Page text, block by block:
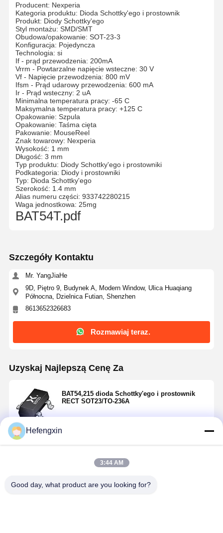
Producent: Nexperia
Kategoria produktu: Dioda Schottky'ego i prostownik
Produkt: Diody Schottky'ego
Styl montażu: SMD/SMT
Obudowa/opakowanie: SOT-23-3
Konfiguracja: Pojedyncza
Technologia: si
If - prąd przewodzenia: 200mA
Vrrm - Powtarzalne napięcie wsteczne: 30 V
Vf - Napięcie przewodzenia: 800 mV
Ifsm - Prąd udarowy przewodzenia: 600 mA
Ir - Prąd wsteczny: 2 uA
Minimalna temperatura pracy: -65 C
Maksymalna temperatura pracy: +125 C
Opakowanie: Szpula
Opakowanie: Taśma cięta
Pakowanie: MouseReel
Znak towarowy: Nexperia
Wysokość: 1 mm
Długość: 3 mm
Typ produktu: Diody Schottky'ego i prostowniki
Podkategoria: Diody i prostowniki
Typ: Dioda Schottky'ego
Szerokość: 1.4 mm
Alias numeru części: 933742280215
Waga jednostkowa: 25mg
BAT54T.pdf
Szczegóły Kontaktu
Mr. YangJiaHe
9D, Piętro 9, Budynek A, Modern Window, Ulica Huaqiang
Północna, Dzielnica Futian, Shenzhen
8613652326683
Rozmawiaj teraz.
Uzyskaj Najlepszą Cenę Za
BAT54,215 dioda Schottky'ego i prostownik
RECT SOT23/TO-236A
Kontyntynuj
Hefengxin
3:44 AM
Good day, what product are you looking for?